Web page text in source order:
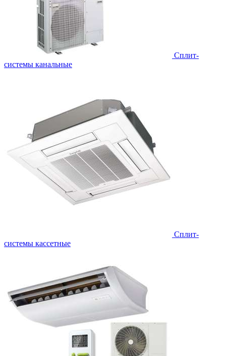
Сплит-
системы канальные
Сплит-
системы кассетные